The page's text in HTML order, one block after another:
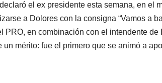
el ex presidente esta semana, en el
a Dolores con la consigna “Vamos a
PRO, en combinación con el intendente de
mérito: fue el primero que se animó a